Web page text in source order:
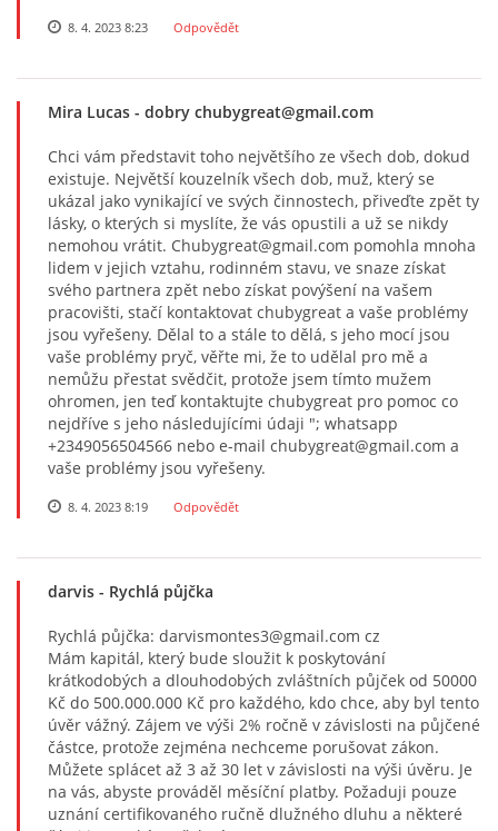
8. 4. 2023 8:23 Odpovědět
Mira Lucas - dobry chubygreat@gmail.com
Chci vám představit toho největšího ze všech dob, dokud
existuje. Největší kouzelník všech dob, muž, který se
ukázal jako vynikající ve svých činnostech, přiveďte zpět ty
lásky, o kterých si myslíte, že vás opustili a už se nikdy
nemohou vrátit. Chubygreat@gmail.com pomohla mnoha
lidem v jejich vztahu, rodinném stavu, ve snaze získat
svého partnera zpět nebo získat povýšení na vašem
pracovišti, stačí kontaktovat chubygreat a vaše problémy
jsou vyřešeny. Dělal to a stále to dělá, s jeho mocí jsou
vaše problémy pryč, věřte mi, že to udělal pro mě a
nemůžu přestat svědčit, protože jsem tímto mužem
ohromen, jen teď kontaktujte chubygreat pro pomoc co
nejdříve s jeho následujícími údaji "; whatsapp
+2349056504566 nebo e-mail chubygreat@gmail.com a
vaše problémy jsou vyřešeny.
8. 4. 2023 8:19 Odpovědět
darvis - Rychlá půjčka
Rychlá půjčka: darvismontes3@gmail.com cz
Mám kapitál, který bude sloužit k poskytování
krátkodobých a dlouhodobých zvláštních půjček od 50000
Kč do 500.000.000 Kč pro každého, kdo chce, aby byl tento
úvěr vážný. Zájem ve výši 2% ročně v závislosti na půjčené
částce, protože zejména nechceme porušovat zákon.
Můžete splácet až 3 až 30 let v závislosti na výši úvěru. Je
na vás, abyste prováděl měsíční platby. Požaduji pouze
uznání certifikovaného ručně dlužného dluhu a některé